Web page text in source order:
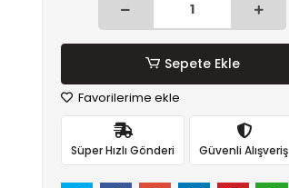
Sepete Ekle
Favorilerime ekle
Süper Hızlı Gönderi Güvenli Alışveriş